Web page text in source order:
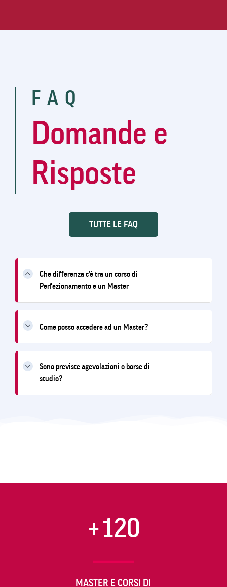
FAQ
Domande e
Risposte
TUTTE LE FAQ
Che differenza c'è tra un corso di
Perfezionamento e un Master
Come posso accedere ad un Master?
Sono previste agevolazioni o borse di
studio?
+120
MASTER E CORSI DI